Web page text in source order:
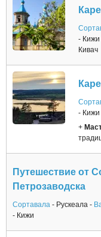
-
Кивач
- Кижи
+
Путешествие от
Петрозаводска
Сортавала - Рускеала -
- Кижи